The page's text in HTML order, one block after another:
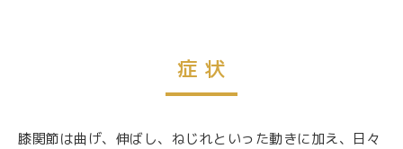
症 状
膝関節は曲げ、伸ばし、ねじれといった動きに加え、日々